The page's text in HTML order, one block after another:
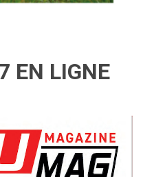
EN LIGNE